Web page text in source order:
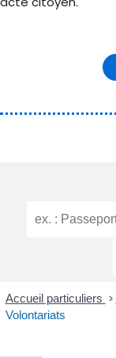
Accueil particuliers >
Volontariats